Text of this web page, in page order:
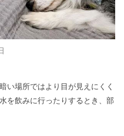
い場所ではより目が見えにくく
を飲みに行ったりするとき、部